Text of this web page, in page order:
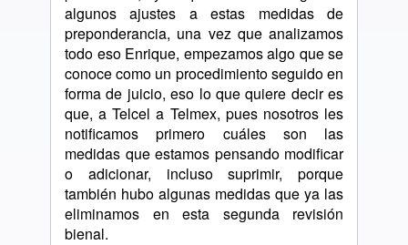
algunos ajustes a estas medidas de
preponderancia, una vez que analizamos
todo eso Enrique, empezamos algo que se
conoce como un procedimiento seguido en
forma de juicio, eso lo que quiere decir es
que, a Telcel a Telmex, pues nosotros les
notificamos primero cuáles son las
medidas que estamos pensando modificar
o adicionar, incluso suprimir, porque
también hubo algunas medidas que ya las
eliminamos en esta segunda revisión
bienal.